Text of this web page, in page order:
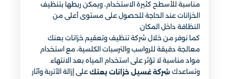
مناسبة للأسطح كثيرة الاستخدام، ويمكن ربطها بتنظيف
الخزانات عند الحاجة للحصول على مستوى أعلى من
النظافة داخل المكان.
كما نوفر من خلال شركة تنظيف وتعقيم خزانات بعنك
معالجة دقيقة للرواسب والترسبات الكلسية، مع استخدام
مواد مناسبة لا تؤثر على استخدام المياه بعد الانتهاء.
وتساعدك شركة غسيل خزانات بعنك على إزالة الأتربة وآثار